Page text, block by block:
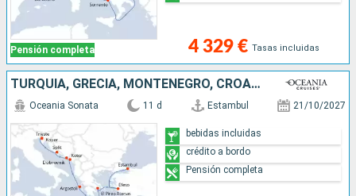
Pensión completa 4 329 € Tasas incluidas
TURQUÍA, GRECIA, MONTENEGRO, CROACIA, ESLOVENIA, ITALIA
Oceania Sonata 11 d Estambul 21/10/2027
bebidas incluidas
crédito a bordo
Pensión completa